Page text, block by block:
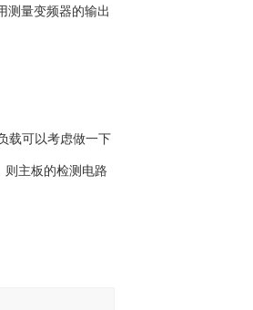
测量变频器的输出
载可以考虑做一下
则主板的检测电路